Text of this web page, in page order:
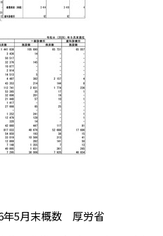
年5月末概数 厚労省（会員限定